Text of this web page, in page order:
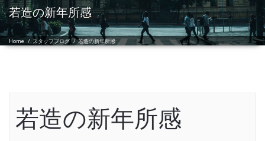
若造の新年所感
Home / スタッフブログ /若造の新年所感
若造の新年所感